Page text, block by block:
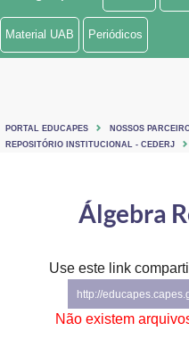
Ministério de Minas e Energia
Ministério do Turismo
Controladoria-Geral da União
Material UAB Periódicos
PORTAL EDUCAPES
NOSSOS
REPOSITÓRIO INSTITUCIONAL - CEDERJ
Álgebra
Use este link
http://
Não existem